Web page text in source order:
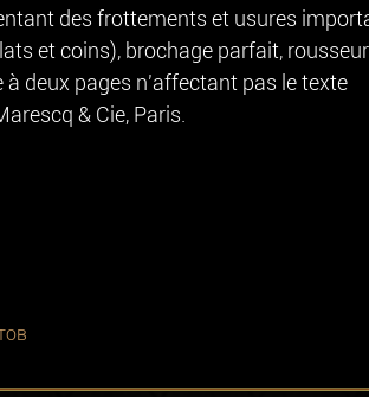
des frottements et usures
et coins), brochage parfait,
à deux pages n'affectant pas le texte
& Cie, Paris.